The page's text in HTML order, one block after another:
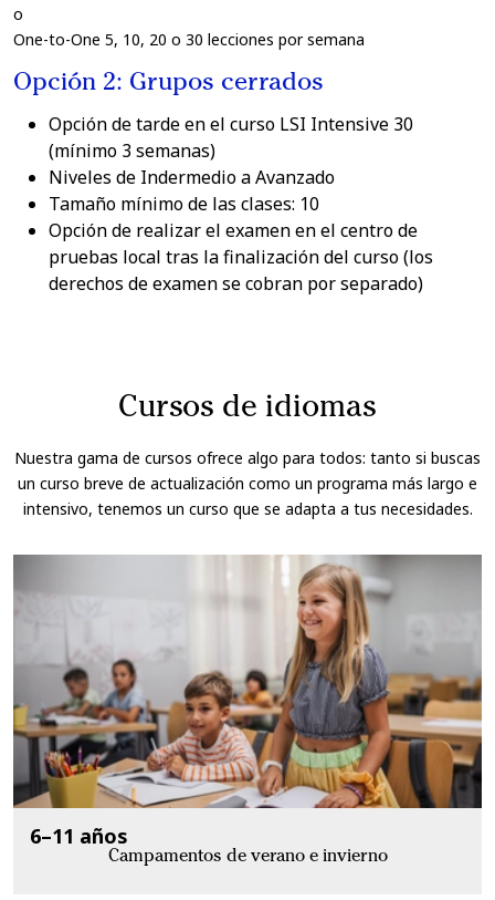
o
One-to-One 5, 10, 20 o 30 lecciones por semana
Opción 2: Grupos cerrados
Opción de tarde en el curso LSI Intensive 30
(mínimo 3 semanas)
Niveles de Indermedio a Avanzado
Tamaño mínimo de las clases: 10
Opción de realizar el examen en el centro de
pruebas local tras la finalización del curso (los
derechos de examen se cobran por separado)
Cursos de idiomas
Nuestra gama de cursos ofrece algo para todos: tanto si buscas
un curso breve de actualización como un programa más largo e
intensivo, tenemos un curso que se adapta a tus necesidades.
6–11 años
Campamentos de verano e invierno